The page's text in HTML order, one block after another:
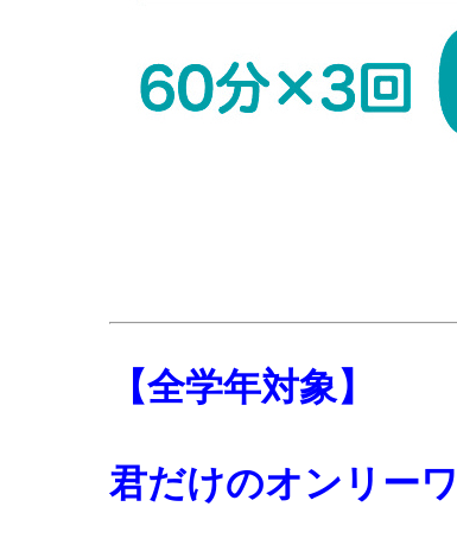
【全学年対象】
君だけのオンリー